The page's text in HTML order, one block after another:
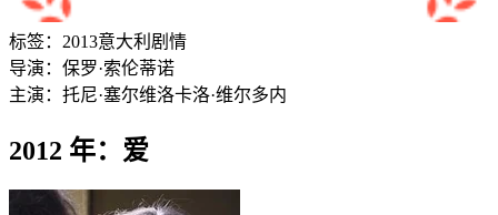
标签： 2013意大利 剧情
导演： 保罗·索伦蒂诺
主演： 托尼·塞尔维洛卡洛·维尔多内
2012 年：爱